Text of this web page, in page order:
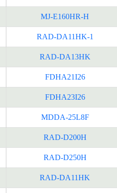
MJ-E160HR-H
RAD-DA11HK-1
RAD-DA13HK
FDHA21I26
FDHA23I26
MDDA-25L8F
RAD-D200H
RAD-D250H
RAD-DA11HK